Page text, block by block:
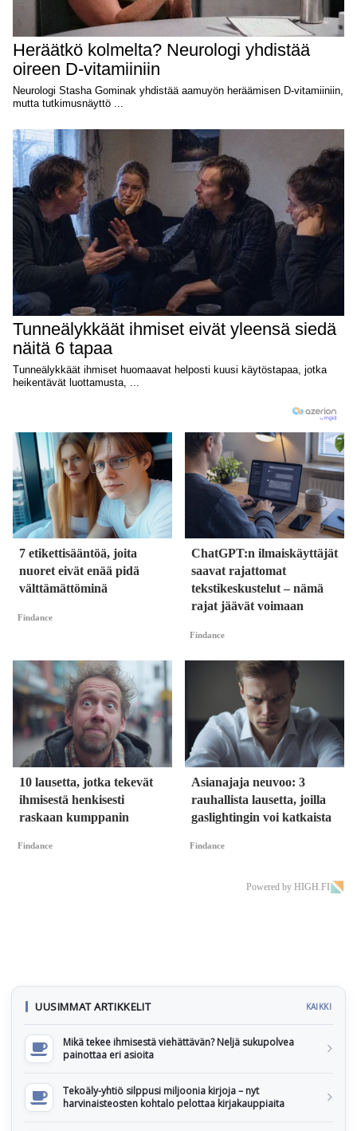
7 etikettisääntöä, joita
nuoret eivät enää pidä
välttämättöminä
Findance
ChatGPT:n ilmaiskäyttäjät
saavat rajattomat
tekstikeskustelut – nämä
rajat jäävät voimaan
Findance
10 lausetta, jotka tekevät
ihmisestä henkisesti
raskaan kumppanin
Findance
Asianajaja neuvoo: 3
rauhallista lausetta, joilla
gaslightingin voi katkaista
Findance
Powered by HIGH.FI
UUSIMMAT ARTIKKELIT KAIKKI
Mikä tekee ihmisestä viehättävän? Neljä sukupolvea
painottaa eri asioita
Tekoäly-yhtiö silppusi miljoonia kirjoja – nyt
harvinaisteosten kohtalo pelottaa kirjakauppiaita